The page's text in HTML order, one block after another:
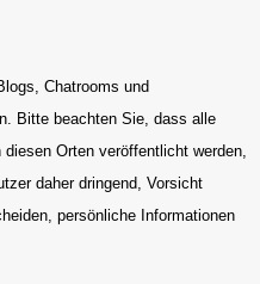
Chatrooms und
Bitte beachten Sie, dass alle
Orten veröffentlicht werden,
daher dringend, Vorsicht
persönliche Informationen